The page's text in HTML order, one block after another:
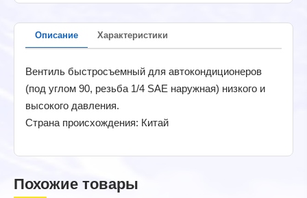
Описание Характеристики
Вентиль быстросъемный для автокондиционеров
(под углом 90, резьба 1/4 SAE наружная) низкого и
высокого давления.
Страна происхождения: Китай
Похожие товары